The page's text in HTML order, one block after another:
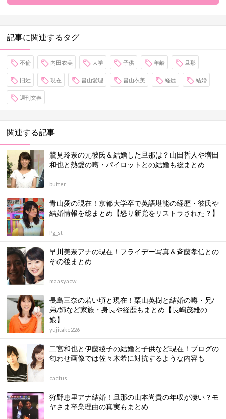
記事に関連するタグ
不倫 内田衣美 大学 子供 年齢 旦那
旧姓 現在 畠山愛理 畠山衣美 経歴 結婚
週刊文春
関連する記事
鷲見玲奈の元彼氏＆結婚した旦那は？山田哲人や増田
和也と熱愛の噂・パイロットとの結婚も総まとめ
butter
青山愛の現在！京都大学卒で英語堪能の経歴・彼氏や
結婚情報を総まとめ【怒り新党をリストラされた？】
Pg_st
早川美奈アナの現在！フライデー写真＆斉藤孝信との
その後まとめ
maasyacw
長島三奈の若い頃と現在！栗山英樹と結婚の噂・兄/
弟/姉など家族・身長や経歴もまとめ【長嶋茂雄の
娘】
yujitake226
二宮和也と伊藤綾子の結婚と子供など現在！ブログの
匂わせ画像では佐々木希に対抗するような内容も
cactus
狩野恵里アナ結婚！旦那の山本尚貴の年収が凄い？モ
ヤさま卒業理由の真実もまとめ